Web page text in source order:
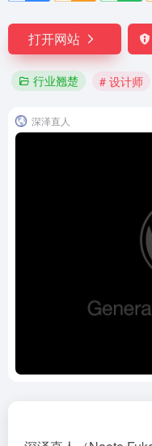
打开网站
行业翘楚 # 设计师
深泽直人